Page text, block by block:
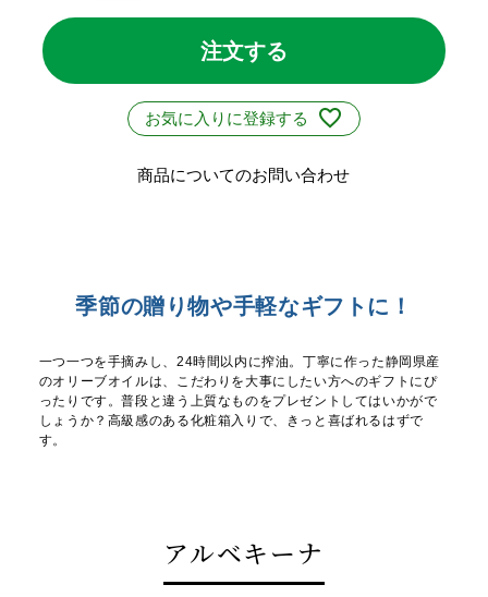
注文する
お気に入りに登録する
商品についてのお問い合わせ
季節の贈り物や手軽なギフトに！
一つ一つを手摘みし、24時間以内に搾油。丁寧に作った静岡県産
のオリーブオイルは、こだわりを大事にしたい方へのギフトにぴ
ったりです。普段と違う上質なものをプレゼントしてはいかがで
しょうか？高級感のある化粧箱入りで、きっと喜ばれるはずで
す。
アルベキーナ